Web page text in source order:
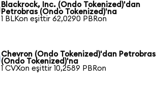
Blackrock, Inc. (Ondo Tokenized)'dan
Petrobras (Ondo Tokenized)'na
1 BLKon eşittir 62,0290 PBRon
Chevron (Ondo Tokenized)'dan Petrobras
(Ondo Tokenized)'na
1 CVXon eşittir 10,2589 PBRon